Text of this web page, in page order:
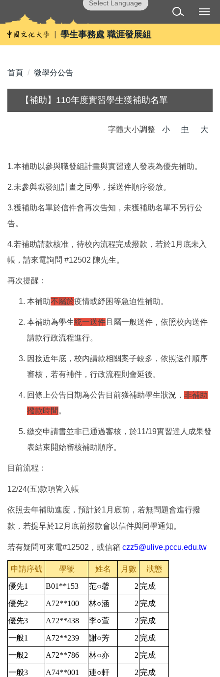
到
主
區
學生事務處 職涯發展組
Translate
首頁 微學分公告
【補助】110年度實習學生獲補助名單
字體大小調整 小 中 大
1.本補助以參與職發組計畫與實習達人發表為優先補助。
2.未參與職發組計畫之同學，採送件順序發放。
3.獲補助名單於信件會再次告知，未獲補助名單不另行公
告。
4.若補助請款核准，待校內流程完成撥款，若於1月底未入
帳，請來電詢問 #12502 陳先生。
再次提醒：
本補助不屬於疫情或紓困等急迫性補助。
本補助為學生統一送件 且屬一般送件，依照校內送件
請款行政流程進行。
因接近年底，校內請款相關案子較多，依照送件順序
審核，若有補件，行政流程則會延後。
回條上公告日期為公告目前獲補助學生狀況， 非補助
撥款時間 。
繳交申請書並非已通過審核，於11/19實習達人成果發
表結束開始審核補助順序。
目前流程：
12/24(五)款項皆入帳
依照去年補助進度，預計於1月底前，若無問題會進行撥
款，若提早於12月底前撥款會以信件與同學通知。
若有疑問可來電#12502，或信箱 czz5@ulive.pccu.edu.tw
申請序號 學號 姓名 月數 狀態
優先1 B01**153 范○馨 2 完成
優先2 A72**100 林○涵 2 完成
優先3 A72**438 李○萱 2 完成
一般1 A72**239 謝○芳 2 完成
一般2 A72**786 林○亦 2 完成
一般3 A74**001 連○軒 2 完成